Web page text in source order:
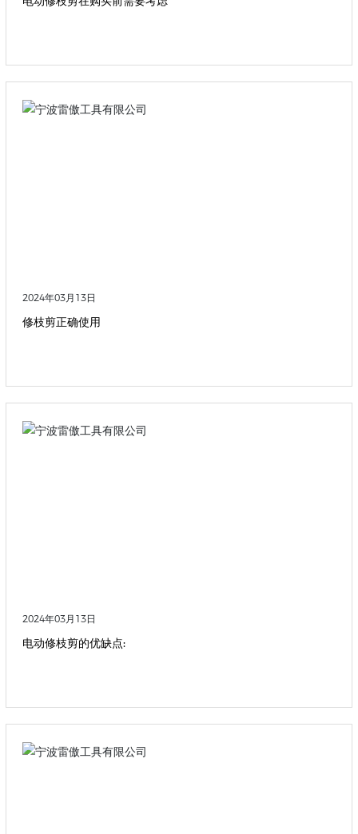
2024年03月13日
修枝剪正确使用
2024年03月13日
电动修枝剪的优缺点: